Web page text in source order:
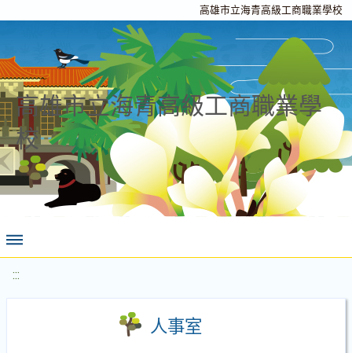
高雄市立海青高級工商職業學校
高雄市立海青高級工商職業學
校
:::
人事室